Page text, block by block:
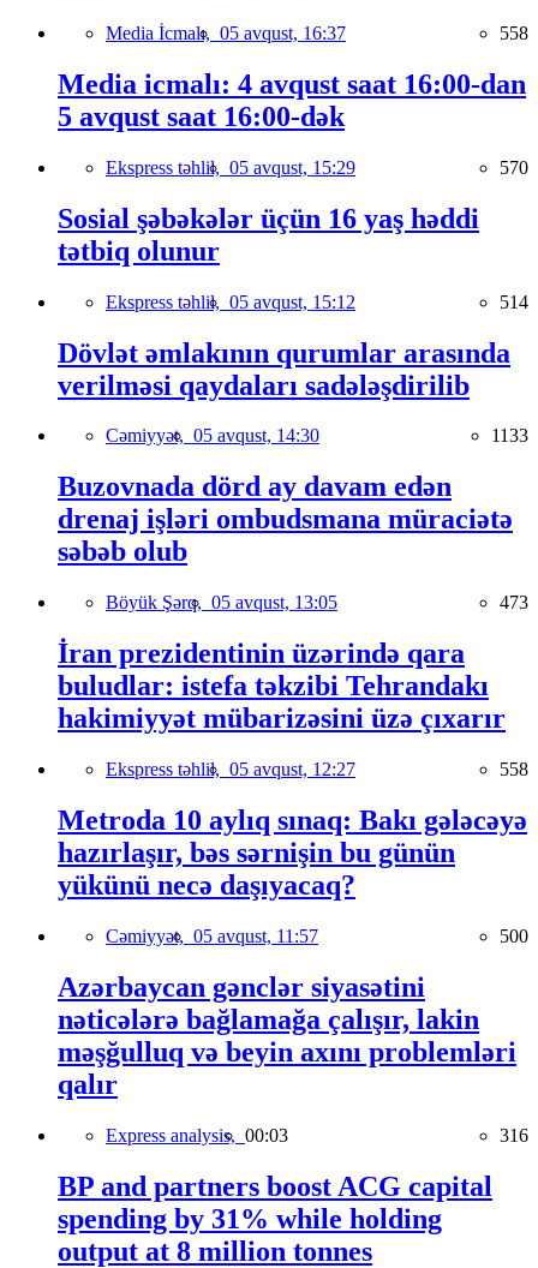
Media İcmalı, 05 avqust, 16:37 558
Media icmalı: 4 avqust saat 16:00-dan
5 avqust saat 16:00-dək
Ekspress təhlil, 05 avqust, 15:29 570
Sosial şəbəkələr üçün 16 yaş həddi
tətbiq olunur
Ekspress təhlil, 05 avqust, 15:12 514
Dövlət əmlakının qurumlar arasında
verilməsi qaydaları sadələşdirilib
Cəmiyyət, 05 avqust, 14:30 1133
Buzovnada dörd ay davam edən
drenaj işləri ombudsmana müraciətə
səbəb olub
Böyük Şərq, 05 avqust, 13:05 473
İran prezidentinin üzərində qara
buludlar: istefa təkzibi Tehrandakı
hakimiyyət mübarizəsini üzə çıxarır
Ekspress təhlil, 05 avqust, 12:27 558
Metroda 10 aylıq sınaq: Bakı gələcəyə
hazırlaşır, bəs sərnişin bu günün
yükünü necə daşıyacaq?
Cəmiyyət, 05 avqust, 11:57 500
Azərbaycan gənclər siyasətini
nəticələrə bağlamağa çalışır, lakin
məşğulluq və beyin axını problemləri
qalır
Express analysis, 00:03 316
BP and partners boost ACG capital
spending by 31% while holding
output at 8 million tonnes